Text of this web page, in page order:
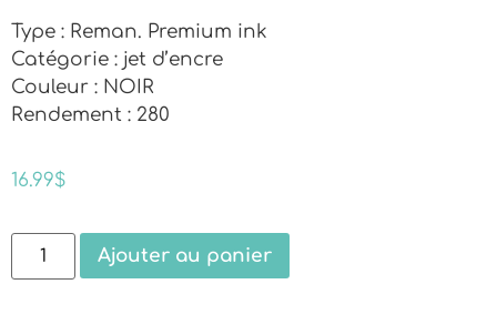
Type : Reman. Premium ink
Catégorie : jet d’encre
Couleur : NOIR
Rendement : 280
16.99$
Ajouter au panier